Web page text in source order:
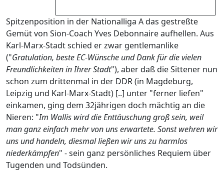
Spitzenposition in der Nationalliga A das gestreßte
Gemüt von Sion-Coach Yves Debonnaire aufhellen. Aus
Karl-Marx-Stadt schied er zwar gentlemanlike
("Gratulation, beste EC-Wünsche und Dank für die vielen
Freundlichkeiten in Ihrer Stadt"), aber daß die Sittener nun
schon zum drittenmal in der DDR (in Magdeburg,
Leipzig und Karl-Marx-Stadt) [..] unter "ferner liefen"
einkamen, ging dem 32jährigen doch mächtig an die
Nieren: "Im Wallis wird die Enttäuschung groß sein, weil
man ganz einfach mehr von uns erwartete. Sonst wehren wir
uns und handeln, diesmal ließen wir uns zu harmlos
niederkämpfen" - sein ganz persönliches Requiem über
Tugenden und Todsünden.